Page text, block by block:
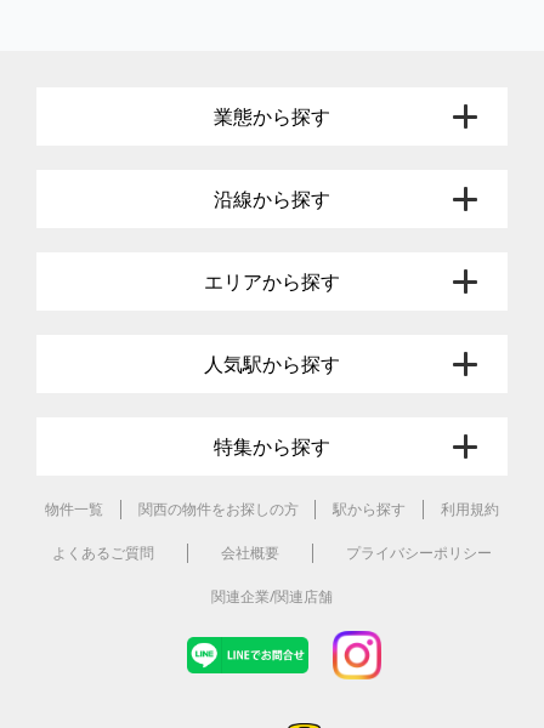
業態から探す
沿線から探す
エリアから探す
人気駅から探す
特集から探す
物件一覧 関西の物件をお探しの方 駅から探す 利用規約
よくあるご質問 会社概要 プライバシーポリシー
関連企業/関連店舗